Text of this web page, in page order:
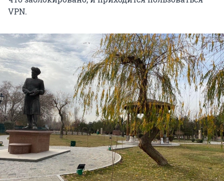
VPN.